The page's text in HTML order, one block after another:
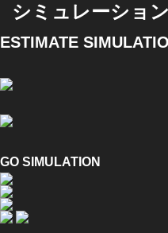
シミュレーション
ESTIMATE
GO SIMULATION